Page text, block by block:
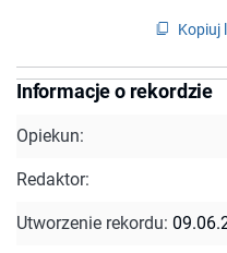
Kopiuj
Informacje o rekordzie
Opiekun:
Redaktor:
Utworzenie rekordu: